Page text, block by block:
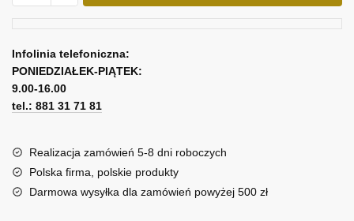
krajobrazem
Infolinia telefoniczna:
PONIEDZIAŁEK-PIĄTEK:
9.00-16.00
tel.: 881 31 71 81
Realizacja zamówień 5-8 dni roboczych
Polska firma, polskie produkty
Darmowa wysyłka dla zamówień powyżej 500 zł